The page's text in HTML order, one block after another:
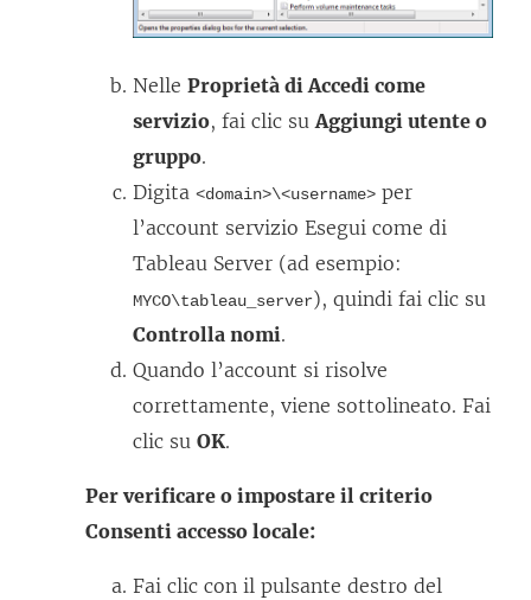
Nelle Proprietà di Accedi come
servizio, fai clic suAggiungi utente o
gruppo.
Digita <domain>\<username> per
l’account servizio Esegui come di
Tableau Server (ad esempio:
MYCO\tableau_server), quindi fai clic su
Controlla nomi.
Quando l’account si risolve
correttamente, viene sottolineato. Fai
clic su OK.
Per verificare o impostare il criterio
Consenti accesso locale:
Fai clic con il pulsante destro del